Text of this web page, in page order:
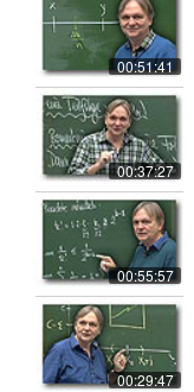
00:51:41
00:37:27
00:55:57
00:29:47